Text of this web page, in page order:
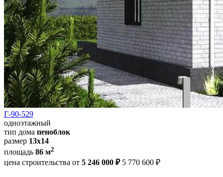
Г-90-529
одноэтажный
тип дома пеноблок
размер 13х14
площадь 86 м2
цена строительства от 5 246 000 ₽ 5 770 600 ₽